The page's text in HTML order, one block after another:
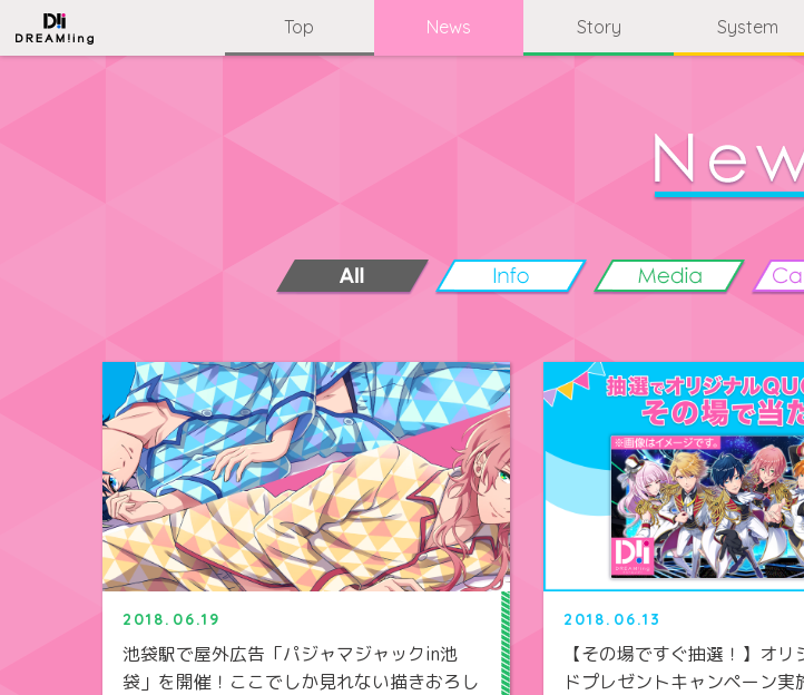
Top News Story System
2018.06.19
池袋駅で屋外広告「パジャマジャックin池
袋」を開催！ここでしか見れない描きおろし
2018.06.13
【その場ですぐ抽選！】オリ
ドプレゼントキャンペーン実